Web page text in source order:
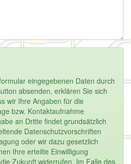
eingegebenen Daten durch
absenden, erklären Sie sich
wir Ihre Angaben für die
bzw. Kontaktaufnahme
an Dritte findet grundsätzlich
Datenschutzvorschriften
oder wir dazu gesetzlich
Ihre erteilte Einwilligung
Zukunft widerrufen. Im Falle des